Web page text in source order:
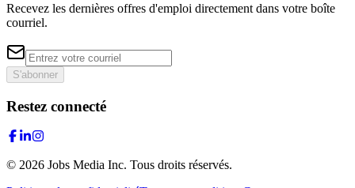
Recevez les dernières offres d'emploi directement dans votre boîte
courriel.
S'abonner
Restez connecté
© 2026 Jobs Media Inc. Tous droits réservés.